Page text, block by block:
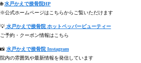
🌐水戸かえで接骨院HP
※公式ホームページはこちらからご覧いただけます
💡 水戸かえで接骨院 ホットペッパービューティー
ご予約・クーポン情報はこちら
📸 水戸かえで接骨院 Instagram
院内の雰囲気や最新情報を発信しています